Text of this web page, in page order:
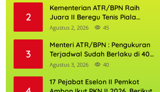
2
Kementerian ATR/BPN Raih
Juara II Beregu Tenis Piala
Gubernur DKI Jakarta 2026
Agustus 2, 2026 45
3
Menteri ATR/BPN : Pengukuran
Terjadwal Sudah Berlaku di 400
Kantor Pertanahan
Agustus 3, 2026 40
17 Pejabat Eselon II Pemkot